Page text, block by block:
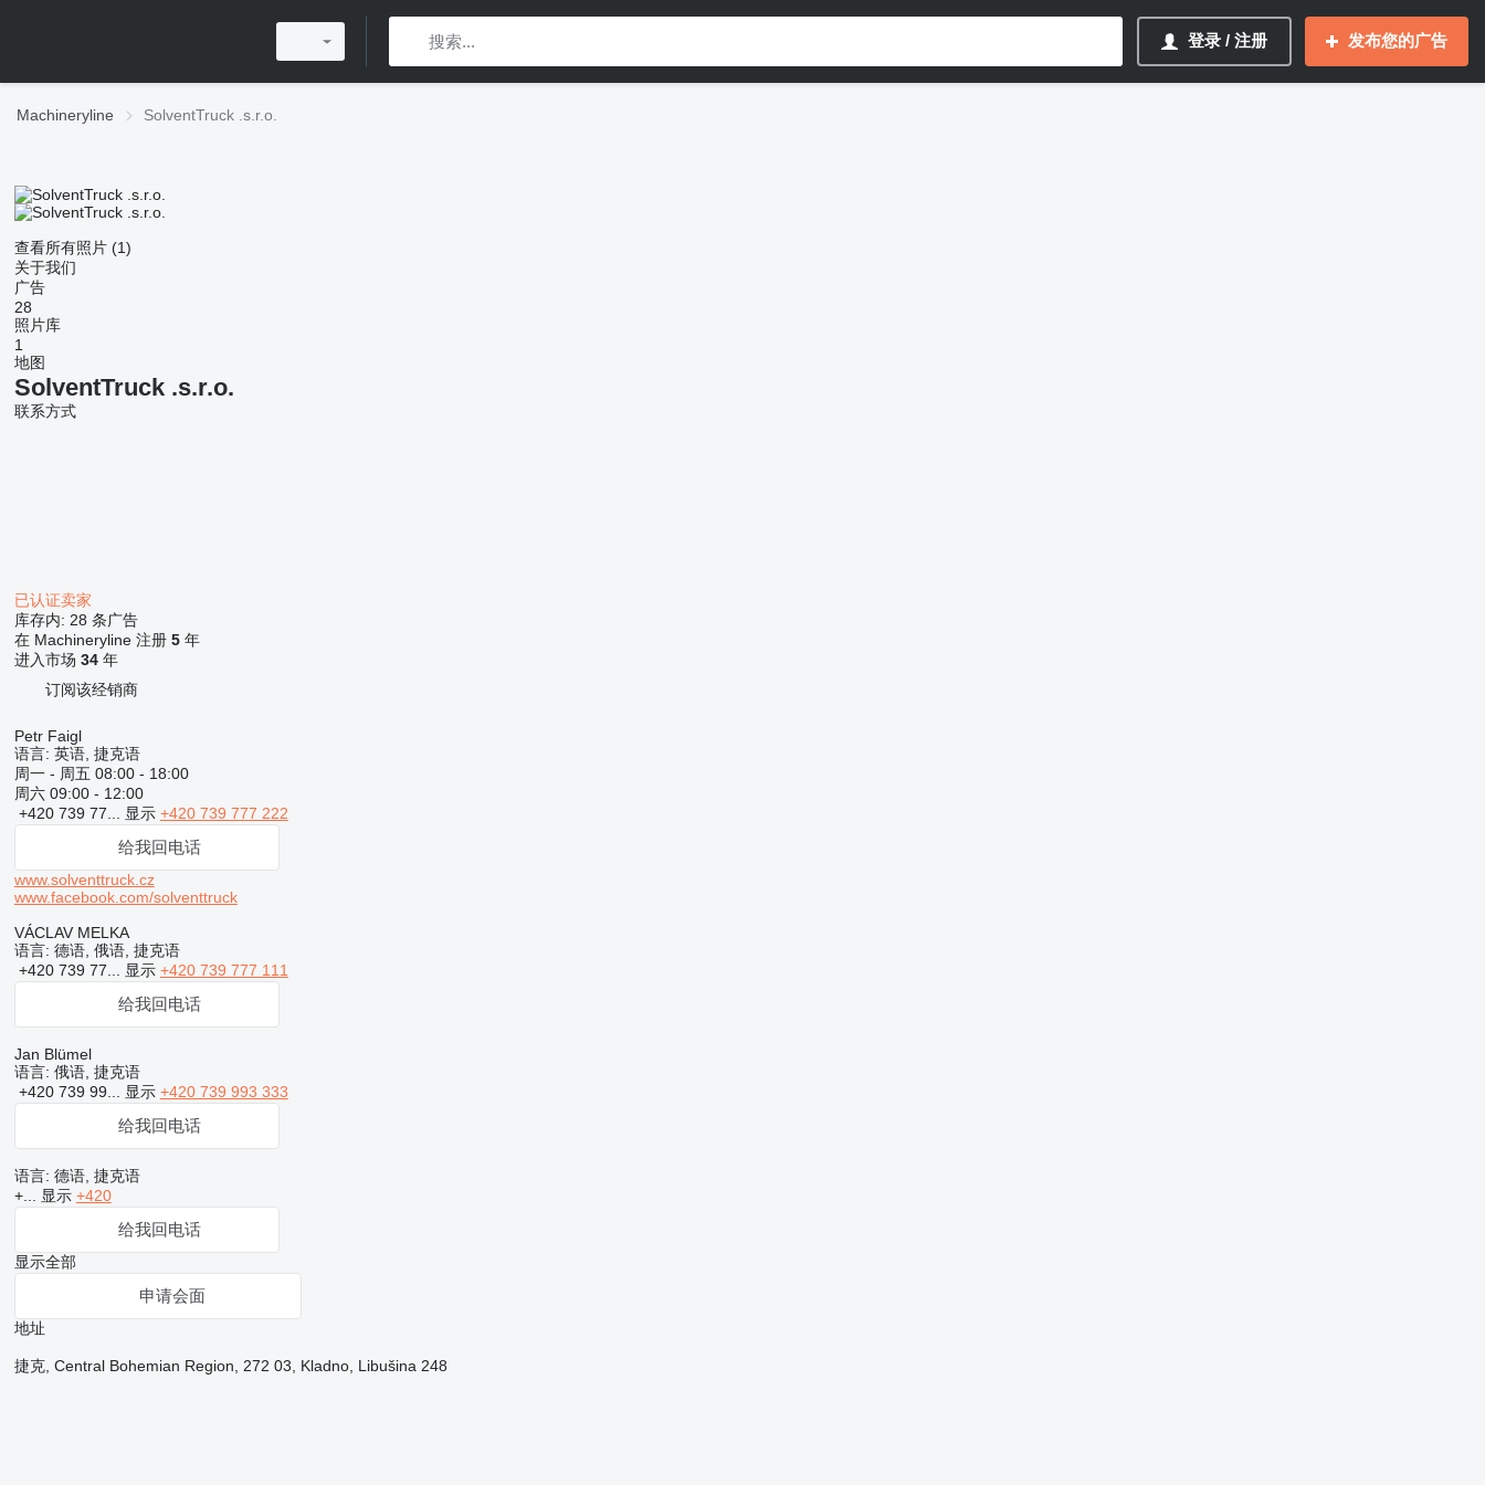
登录 / 注册 发布您的广告
Machineryline SolventTruck .s.r.o.
查看所有照片 (1)
关于我们
广告
28
照片库
1
地图
SolventTruck .s.r.o.
联系方式
已认证卖家
库存内: 28 条广告
在 Machineryline 注册 5年
进入市场 34年
订阅该经销商
Petr Faigl
语言: 英语, 捷克语
周一 - 周五 08:00 - 18:00
周六 09:00 - 12:00
+420 739 77... 显示 +420 739 777 222
给我回电话
www.solventtruck.cz
www.facebook.com/solventtruck
VÁCLAV MELKA
语言: 德语, 俄语, 捷克语
+420 739 77... 显示 +420 739 777 111
给我回电话
Jan Blümel
语言: 俄语, 捷克语
+420 739 99... 显示 +420 739 993 333
给我回电话
语言: 德语, 捷克语
+... 显示 +420
给我回电话
显示全部
申请会面
地址
捷克, Central Bohemian Region, 272 03, Kladno, Libušina 248